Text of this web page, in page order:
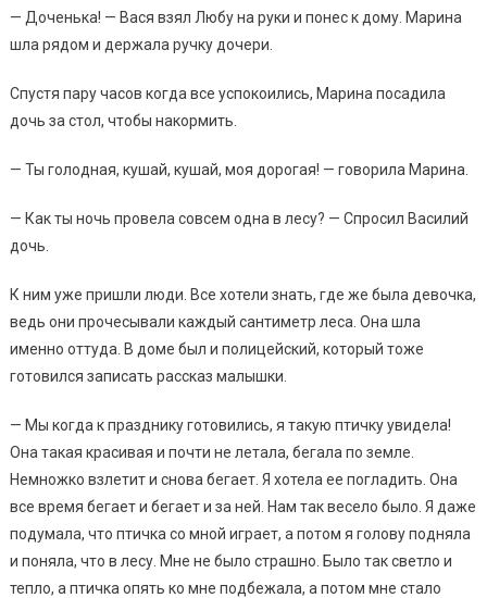
— Доченька! — Вася взял Любу на руки и понес к дому. Марина
шла рядом и держала ручку дочери.
Спустя пару часов когда все успокоились, Марина посадила
дочь за стол, чтобы накормить.
— Ты голодная, кушай, кушай, моя дорогая! — говорила Марина.
— Как ты ночь провела совсем одна в лесу? — Спросил Василий
дочь.
К ним уже пришли люди. Все хотели знать, где же была девочка,
ведь они прочесывали каждый сантиметр леса. Она шла
именно оттуда. В доме был и полицейский, который тоже
готовился записать рассказ малышки.
— Мы когда к празднику готовились, я такую птичку увидела!
Она такая красивая и почти не летала, бегала по земле.
Немножко взлетит и снова бегает. Я хотела ее погладить. Она
все время бегает и бегает и за ней. Нам так весело было. Я даже
подумала, что птичка со мной играет, а потом я голову подняла
и поняла, что в лесу. Мне не было страшно. Было так светло и
тепло, а птичка опять ко мне подбежала, а потом мне стало